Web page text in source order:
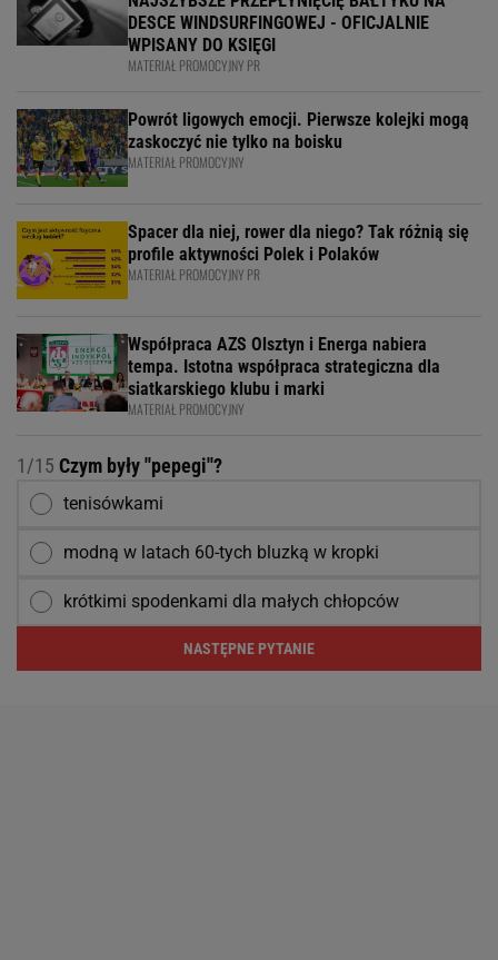
DESCE WINDSURFINGOWEJ - OFICJALNIE
WPISANY DO KSIĘGI
MATERIAŁ PROMOCYJNY PR
Powrót ligowych emocji. Pierwsze kolejki mogą
zaskoczyć nie tylko na boisku
MATERIAŁ PROMOCYJNY
Spacer dla niej, rower dla niego? Tak różnią się
profile aktywności Polek i Polaków
MATERIAŁ PROMOCYJNY PR
Współpraca AZS Olsztyn i Energa nabiera
tempa. Istotna współpraca strategiczna dla
siatkarskiego klubu i marki
MATERIAŁ PROMOCYJNY
1/15 Czym były ''pepegi''?
tenisówkami
modną w latach 60-tych bluzką w kropki
krótkimi spodenkami dla małych chłopców
NASTĘPNE PYTANIE